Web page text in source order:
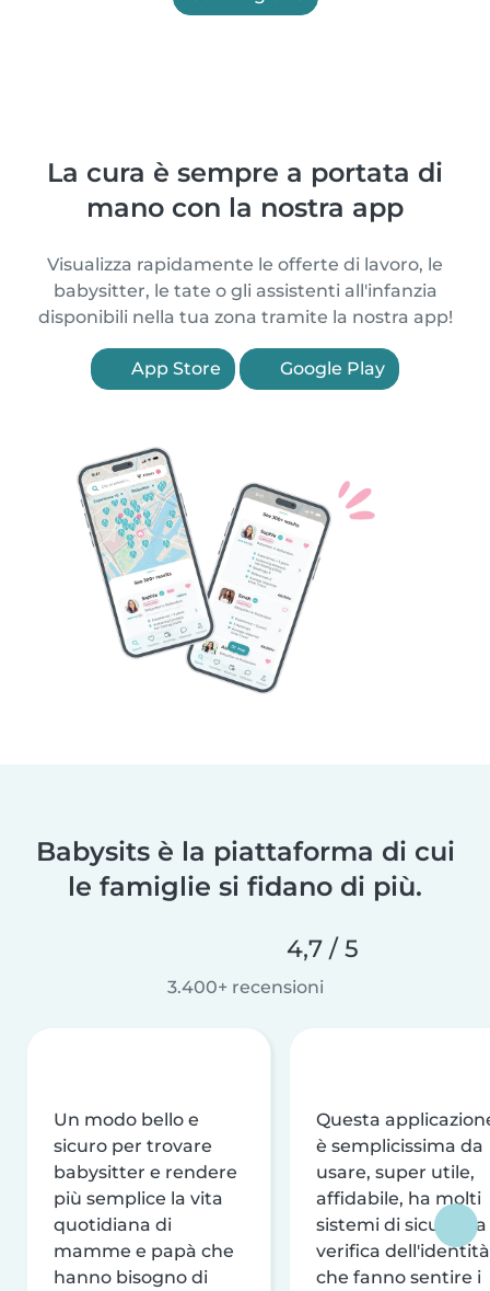
La cura è sempre a portata di
mano con la nostra app
Visualizza rapidamente le offerte di lavoro, le
babysitter, le tate o gli assistenti all'infanzia
disponibili nella tua zona tramite la nostra app!
App Store Google Play
Babysits è la piattaforma di cui
le famiglie si fidano di più.
4,7 / 5
3.400+ recensioni
Un modo bello e
sicuro per trovare
babysitter e rendere
più semplice la vita
quotidiana di
mamme e papà che
hanno bisogno di
Questa
è semplicissima da
usare, super utile,
affidabile, ha molti
sistemi di sicurezza
verifica dell'identità
che fanno sentire i